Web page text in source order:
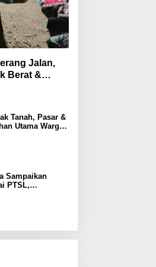
Jalan,
Berat &
Tanah, Pasar &
Utama Warga
Sampaikan
PTSL,
Tanah &